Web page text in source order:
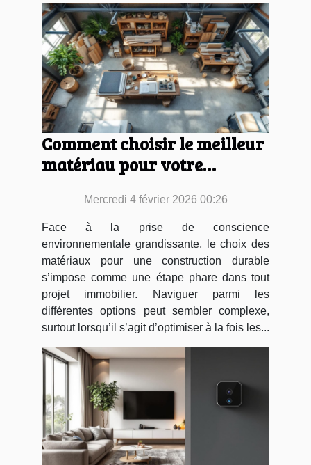
Comment choisir le meilleur
matériau pour votre
Mercredi 4 février 2026 00:26
Face à la prise de conscience
environnementale grandissante, le choix des
matériaux pour une construction durable
s’impose comme une étape phare dans tout
projet immobilier. Naviguer parmi les
différentes options peut sembler complexe,
surtout lorsqu’il s’agit d’optimiser à la fois les...